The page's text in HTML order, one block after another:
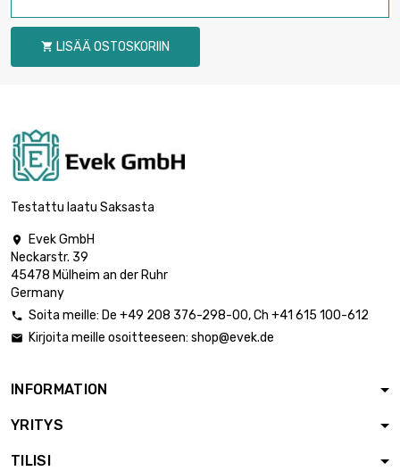
 LISÄÄ OSTOSKORIIN
Testattu laatu Saksasta

Evek GmbH
Neckarstr. 39
45478 Mülheim an der Ruhr
Germany
 Soita meille: De +49 208 376-298-00, Ch +41 615 100-612
 Kirjoita meille osoitteeseen: shop@evek.de
INFORMATION
YRITYS
TILISI